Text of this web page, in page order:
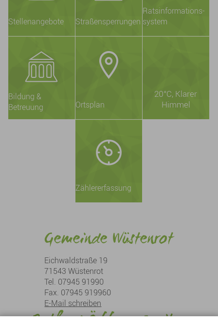
Stellenangebote Straßensperrungen
Ratsinformations-
system
Bildung &
Betreuung
Ortsplan
20°C, Klarer
Himmel
Zählererfassung
Gemeinde Wüstenrot
Eichwaldstraße 19
71543 Wüstenrot
Tel. 07945 91990
Fax. 07945 919960
E-Mail schreiben